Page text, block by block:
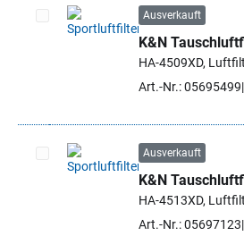
Artikel auswählen
Ausverkauft
K&N
HA-4509XD,
Art.-Nr.: 05695499
Artikel auswählen
Ausverkauft
K&N
HA-4513XD,
Art.-Nr.: 05697123